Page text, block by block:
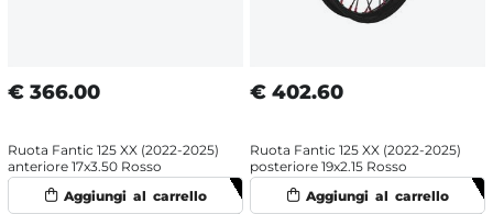
€ 366.00
Ruota Fantic 125 XX (2022-2025)
anteriore 17x3.50 Rosso
€ 402.60
Ruota Fantic 125 XX (2022-2025)
posteriore 19x2.15 Rosso